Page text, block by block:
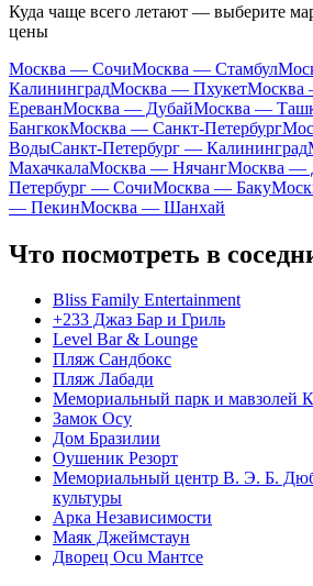
Куда чаще всего летают — выберите
цены
Москва — СочиМосква — Стамбул
КалининградМосква — ПхукетМосква
ЕреванМосква — ДубайМосква —
БангкокМосква — Санкт-Петербург
ВодыСанкт-Петербург — Калининград
МахачкалаМосква — НячангМосква —
Петербург — СочиМосква — Баку
— ПекинМосква — Шанхай
Что посмотреть в
Bliss Family Entertainment
+233 Джаз Бар и Гриль
Level Bar & Lounge
Пляж Сандбокс
Пляж Лабади
Мемориальный парк и мавзолей
Замок Осу
Дом Бразилии
Оушеник Резорт
Мемориальный центр В. Э. Б.
культуры
Арка Независимости
Маяк Джеймстаун
Дворец Осu Мантсе